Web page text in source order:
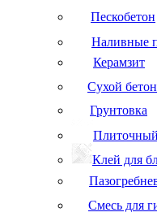
Пескобетон
Наливные
Керамзит
Сухой бетон
Грунтовка
Клей для
Смесь для